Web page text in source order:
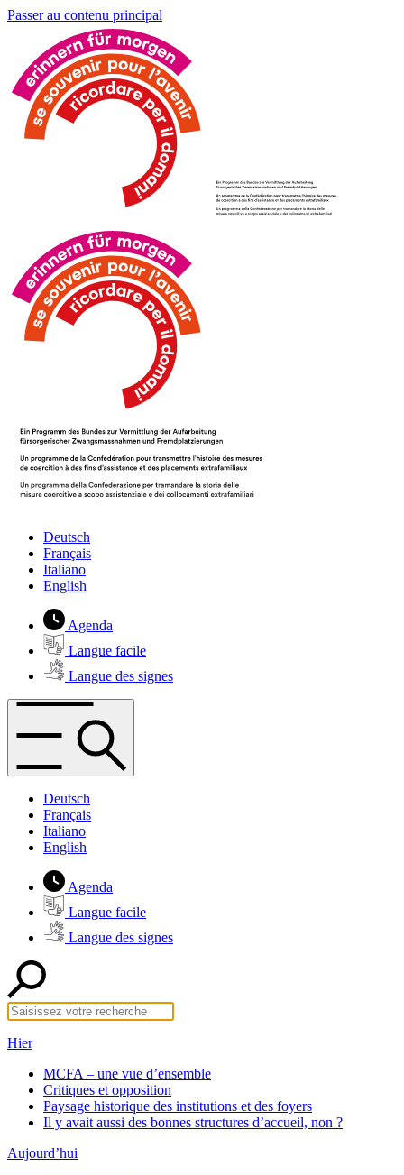
Passer au contenu principal
Deutsch
Français
Italiano
English
Agenda
Langue facile
Langue des signes
Deutsch
Français
Italiano
English
Agenda
Langue facile
Langue des signes
Hier
MCFA – une vue d’ensemble
Critiques et opposition
Paysage historique des institutions et des foyers
Il y avait aussi des bonnes structures d’accueil, non ?
Aujourd’hui